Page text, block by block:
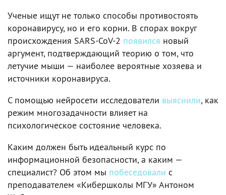
Ученые ищут не только способы противостоять
коронавирусу, но и его корни. В спорах вокруг
происхождения SARS-CoV-2 появился новый
аргумент, подтверждающий теорию о том, что
летучие мыши — наиболее вероятные хозяева и
источники коронавируса.
C помощью нейросети исследователи выяснили, как
режим многозадачности влияет на
психологическое состояние человека.
Каким должен быть идеальный курс по
информационной безопасности, а каким —
специалист? Об этом мы побеседовали с
преподавателем «Кибершколы МГУ» Антоном